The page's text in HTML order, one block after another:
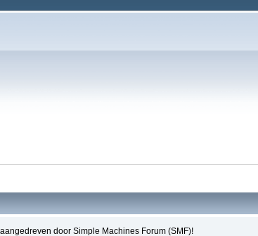
door Simple Machines Forum (SMF)!